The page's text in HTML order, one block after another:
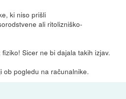
ki niso prišli
ali ritolizniško-
Sicer ne bi dajala takih izjav.
ob pogledu na računalnike.